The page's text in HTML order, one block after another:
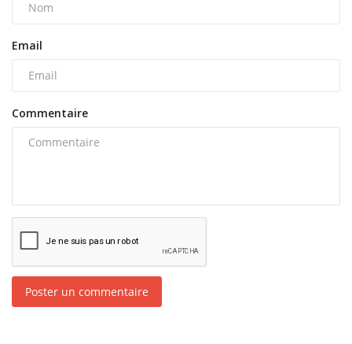
Email
Commentaire
Poster un commentaire